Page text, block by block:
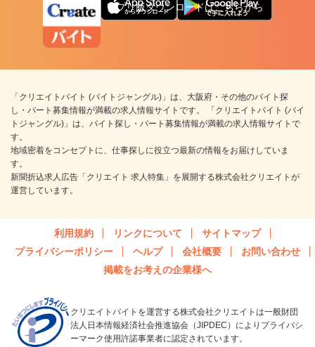
アプリ版ダウンロードはこちらから
「クリエイトバイト (バイトジャングル)」は、大阪府・その他のバイト探
し・パート募集情報が満載の求人情報サイトです。 「クリエイトバイト (バイ
トジャングル)」は、バイト探し・パート募集情報が満載の求人情報サイトで
す。
地域密着をコンセプトに、仕事探しに役立つ最新の情報をお届けしていま
す。
新聞折込求人広告「クリエイト 求人特集」を展開する株式会社クリエイトが
運営しています。
利用規約 リンクについて
サイトマップ
プライバシーポリシー
ヘルプ 会社概要
お問い合わせ
掲載をお考えの企業様へ
クリエイトバイトを運営する株式会社クリエイトは一般財団
法人日本情報経済社会推進協会（JIPDEC）によりプライバシ
ーマーク使用許諾事業者に認定されています。